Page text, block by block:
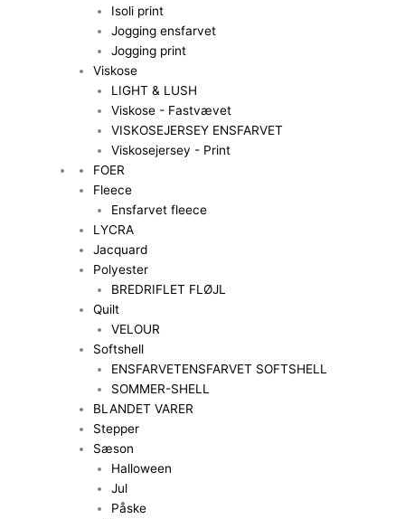
Isoli print
Jogging ensfarvet
Jogging print
Viskose
LIGHT & LUSH
Viskose - Fastvævet
VISKOSEJERSEY ENSFARVET
Viskosejersey - Print
FOER
Fleece
Ensfarvet fleece
LYCRA
Jacquard
Polyester
BREDRIFLET FLØJL
Quilt
VELOUR
Softshell
ENSFARVETENSFARVET SOFTSHELL
SOMMER-SHELL
BLANDET VARER
Stepper
Sæson
Halloween
Jul
Påske